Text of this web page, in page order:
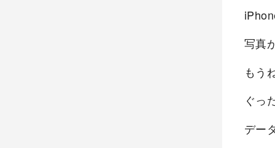
写真
もう
ぐっ
デー